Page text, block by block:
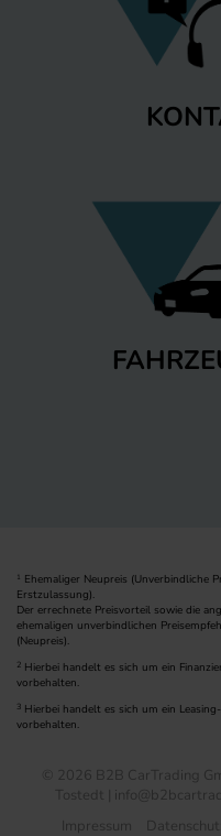
1
Ehemaliger Neupreis (Unverbindliche
Erstzulassung).
Der errechnete Preisvorteil sowie die
ehemaligen unverbindlichen
(Neupreis).
2 Hierbei handelt es sich um ein
vorbehalten.
3 Hierbei handelt es sich um ein
vorbehalten.
© 2026 B2B CarTrading
Tostedt |
Impressum